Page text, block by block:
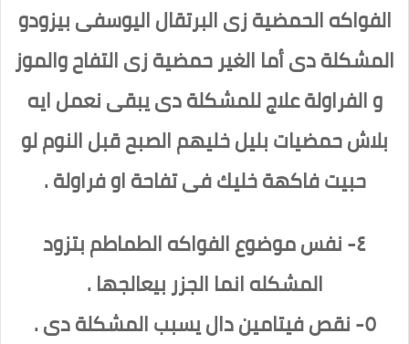
الفواكه الحمضية زى البرتقال اليوسفى بيزودو
المشكلة دى أما الغير حمضية زى التفاح والموز
و الفراولة علاج للمشكلة دى يبقى نعمل ايه
بلاش حمضيات بليل خليهم الصبح قبل النوم لو
حبيت فاكهة خليك فى تفاحة او فراولة .
٤- نفس موضوع الفواكه الطماطم بتزود
المشكله انما الجزر بيعالجها .
٥- نقص فيتامين دال يسبب المشكلة دى .